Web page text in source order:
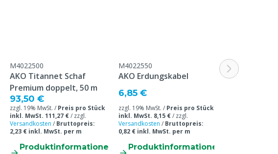
M4022500
AKO Titannet Schaf
Premium doppelt, 50 m
93,50 €
zzgl. 19% MwSt. / Preis pro Stück
inkl. MwSt. 111,27 €/ zzgl.
Versandkosten / Bruttopreis:
2,23 € inkl. MwSt. per m
Produktinformatione
M4022550
AKO Erdungskabel
6,85 €
zzgl. 19% MwSt. / Preis pro Stück
inkl. MwSt. 8,15 €/ zzgl.
Versandkosten / Bruttopreis:
0,82 € inkl. MwSt. per m
Produktinformatione